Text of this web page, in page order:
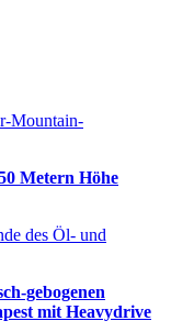
Metern Höhe
gebogenen
mit Heavydrive